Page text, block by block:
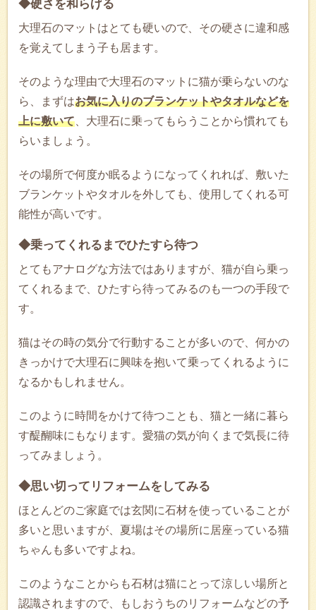
◆硬さを和らげる
大理石のマットはとても硬いので、その硬さに違和感
を覚えてしまう子も居ます。
そのような理由で大理石のマットに猫が乗らないのな
ら、まずはお気に入りのブランケットやタオルなどを
上に敷いて 、大理石に乗ってもらうことから慣れても
らいましょう。
その場所で何度か眠るようになってくれれば、敷いた
ブランケットやタオルを外しても、使用してくれる可
能性が高いです。
◆乗ってくれるまでひたすら待つ
とてもアナログな方法ではありますが、猫が自ら乗っ
てくれるまで、ひたすら待ってみるのも一つの手段で
す。
猫はその時の気分で行動することが多いので、何かの
きっかけで大理石に興味を抱いて乗ってくれるように
なるかもしれません。
このように時間をかけて待つことも、猫と一緒に暮ら
す醍醐味にもなります。愛猫の気が向くまで気長に待
ってみましょう。
◆思い切ってリフォームをしてみる
ほとんどのご家庭では玄関に石材を使っていることが
多いと思いますが、夏場はその場所に居座っている猫
ちゃんも多いですよね。
このようなことからも石材は猫にとって涼しい場所と
認識されますので、もしおうちのリフォームなどの予